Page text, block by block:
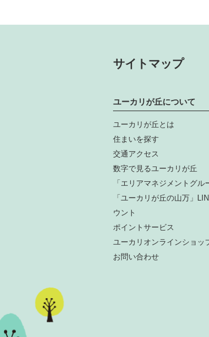
サイトマップ
ユーカリが丘について
ユーカリが丘とは
住まいを探す
交通アクセス
数字で見るユーカリが丘
「エリアマネジメントグル
「ユーカリが丘の山万」
ウント
ポイントサービス
ユーカリオンラインショッ
お問い合わせ